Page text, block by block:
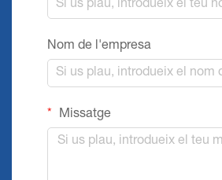
Nom de l'empresa
Missatge